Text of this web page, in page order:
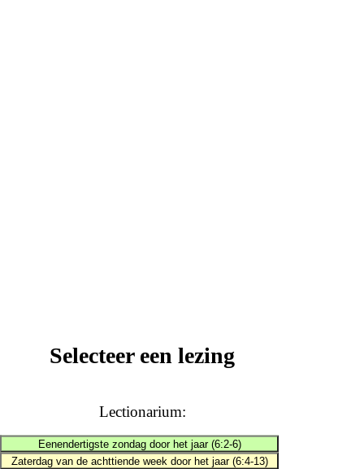
Selecteer een lezing
Lectionarium:
Eenendertigste zondag door het jaar (6:2-6)
Zaterdag van de achttiende week door het jaar (6:4-13)